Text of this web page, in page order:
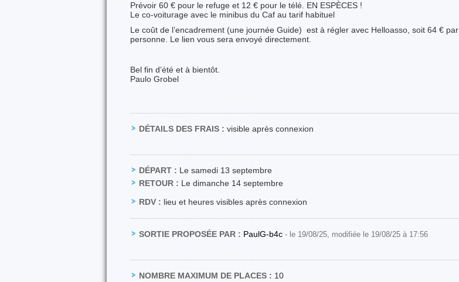
Prévoir 60 € pour le refuge et 12 € pour le télé. EN ESPÈCES !
Le co-voiturage avec le minibus du Caf au tarif habituel
Le coût de l’encadrement (une journée Guide) est à régler avec Helloasso, soit 64 € par
personne. Le lien vous sera envoyé directement.
Bel fin d’été et à bientôt.
Paulo Grobel
DÉTAILS DES FRAIS : visible après connexion
DÉPART : Le samedi 13 septembre
RETOUR : Le dimanche 14 septembre
RDV : lieu et heures visibles après connexion
SORTIE PROPOSÉE PAR : PaulG-b4c - le 19/08/25, modifiée le 19/08/25 à 17:56
NOMBRE MAXIMUM DE PLACES : 10